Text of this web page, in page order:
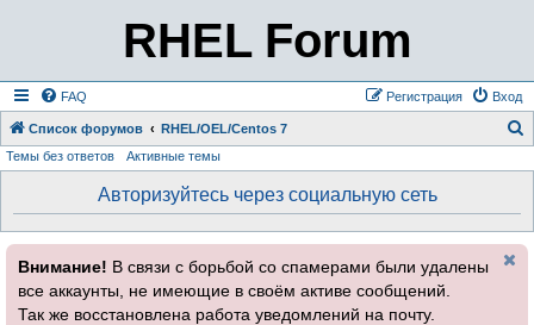
RHEL Forum
FAQ Вход
Регистрация
Список форумов RHEL/OEL/Centos 7
Темы без ответов Активные темы
Авторизуйтесь через социальную сеть
Внимание! В связи с борьбой со спамерами были удалены
все аккаунты, не имеющие в своём активе сообщений.
Так же восстановлена работа уведомлений на почту.